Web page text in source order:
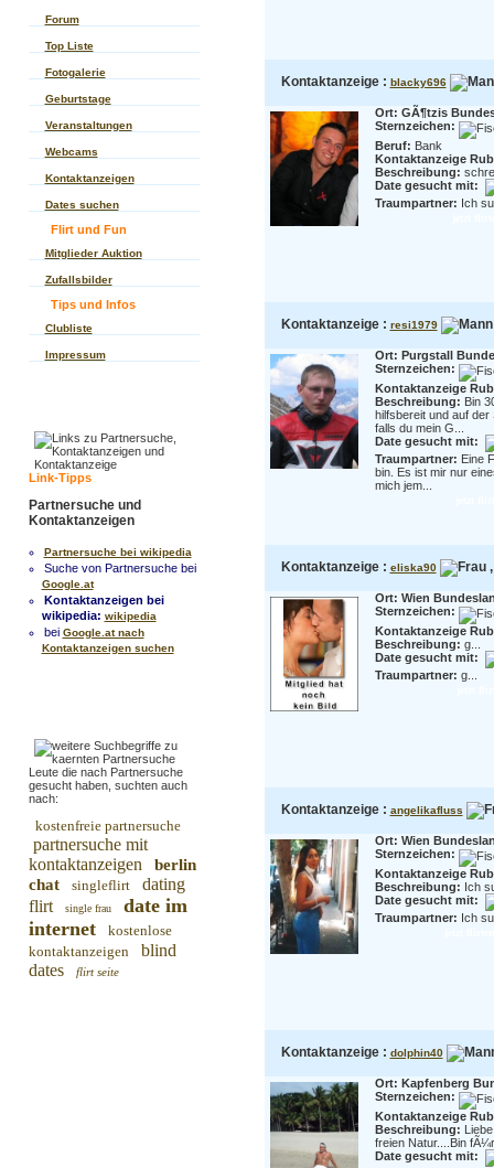
Forum
Top Liste
Fotogalerie
Geburtstage
Veranstaltungen
Webcams
Kontaktanzeigen
Dates suchen
Flirt und Fun
Mitglieder Auktion
Zufallsbilder
Tips und Infos
Clubliste
Impressum
Link-Tipps
Partnersuche und
Kontaktanzeigen
Partnersuche bei wikipedia
Suche von Partnersuche bei
Google.at
Kontaktanzeigen bei
wikipedia: wikipedia
bei Google.at nach
Kontaktanzeigen suchen
Leute die nach Partnersuche
gesucht haben, suchten auch
nach:
kostenfreie partnersuche
partnersuche mit
kontaktanzeigen
berlin
chat
singleflirt
dating
flirt
single frau
date im
internet
kostenlose
kontaktanzeigen
blind
dates
flirt seite
Kontaktanzeige : blacky696
Ort: GÃ¶tzis
Sternzeichen:
Beruf: Bank
Kontaktanzeige
Beschreibung:
Date gesucht mit:
Traumpartner: Ich
Kontaktanzeige : resi1979
Ort: Purgstall
Sternzeichen:
Kontaktanzeige
Beschreibung: Bin
hilfsbereit und auf
falls du mein G...
Date gesucht mit:
Traumpartner: Eine
bin. Es ist mir nur
mich jem...
Kontaktanzeige : eliska90 ,
Ort: Wien
Sternzeichen:
Kontaktanzeige
Beschreibung: g...
Date gesucht mit:
Traumpartner: g...
Kontaktanzeige : angelikafluss
Ort: Wien
Sternzeichen:
Kontaktanzeige
Beschreibung: Ich
Date gesucht mit:
Traumpartner: Ich
Kontaktanzeige : dolphin40
Ort: Kapfenberg
Sternzeichen:
Kontaktanzeige
Beschreibung:
freien Natur....Bin
Date gesucht mit: